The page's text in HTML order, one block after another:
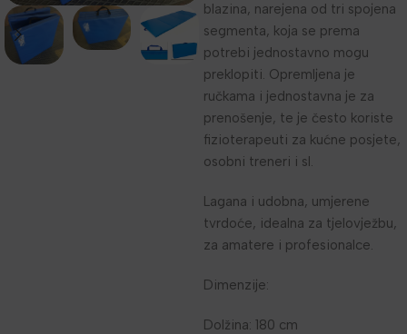
blazina, narejena od tri spojena
segmenta, koja se prema
potrebi jednostavno mogu
preklopiti. Opremljena je
ručkama i jednostavna je za
prenošenje, te je često koriste
fizioterapeuti za kućne posjete,
osobni treneri i sl.
Lagana i udobna, umjerene
tvrdoće, idealna za tjelovježbu,
za amatere i profesionalce.
Dimenzije:
Dolžina: 180 cm